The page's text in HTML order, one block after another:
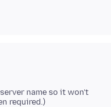
name so it won't